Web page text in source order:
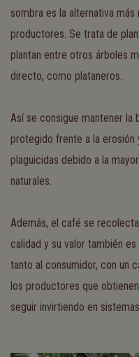
sombra es la alternativa
productores. Se trata de
plantan entre otros árboles
directo, como plataneros.
Así se consigue mantener la
protegido frente a la erosión
plaguicidas debido a la
naturales.
Además, el café se
calidad y su valor también
tanto al consumidor, con un
los productores que
seguir invirtiendo en